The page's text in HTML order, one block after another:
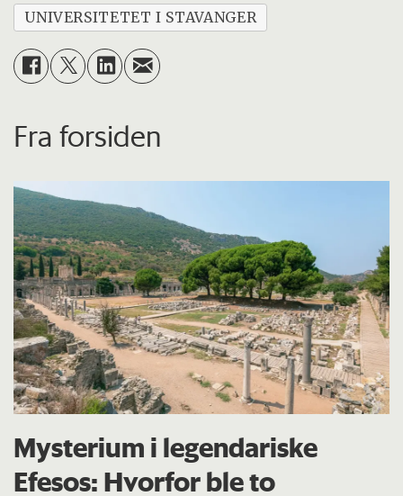
UNIVERSITETET I STAVANGER
Fra forsiden
Mysterium i legendariske
Efesos: Hvorfor ble to